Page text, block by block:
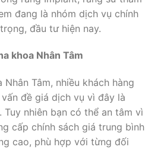
đang là nhóm dịch vụ chính
đầu tư hiện nay.
khoa Nhân Tâm
Tâm, nhiều khách hàng
đề giá dịch vụ vì đây là
Tuy nhiên bạn có thể an tâm vì
cấp chính sách giá trung bình
cao, phù hợp với từng đối